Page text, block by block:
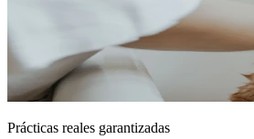
Prácticas reales garantizadas